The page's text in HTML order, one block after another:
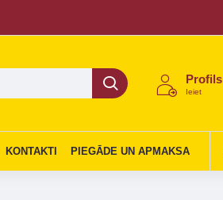
Profils
Ieiet
KONTAKTI PIEGĀDE UN APMAKSA